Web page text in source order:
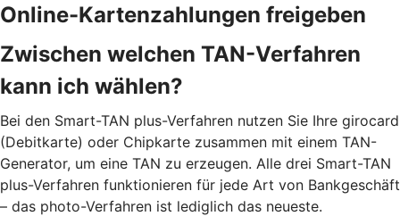
Online-Kartenzahlungen freigeben
Zwischen welchen TAN-Verfahren
kann ich wählen?
Bei den Smart-TAN plus-Verfahren nutzen Sie Ihre girocard
(Debitkarte) oder Chipkarte zusammen mit einem TAN-
Generator, um eine TAN zu erzeugen. Alle drei Smart-TAN
plus-Verfahren funktionieren für jede Art von Bankgeschäft
– das photo-Verfahren ist lediglich das neueste.